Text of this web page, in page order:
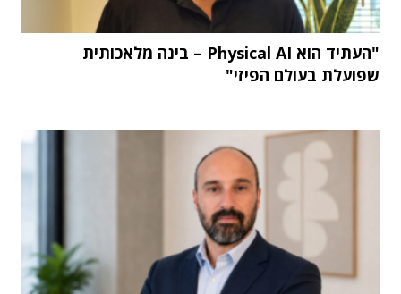
"העתיד הוא Physical AI – בינה מלאכותית
שפועלת בעולם הפיזי"